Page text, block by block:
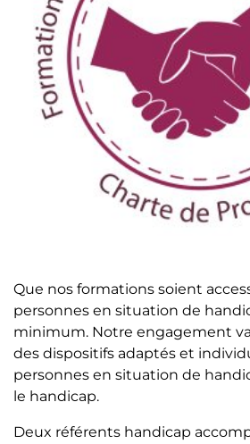
Que nos formations soient
personnes en situation de
minimum. Notre engagement
des dispositifs adaptés et
personnes en situation de
le handicap.
Deux référents handicap